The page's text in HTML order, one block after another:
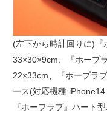
(左下から時計回りに)
33×30×9cm、『ホープ
22×33cm、『ホープラ
ース(対応機種
『ホープラブ』ハート